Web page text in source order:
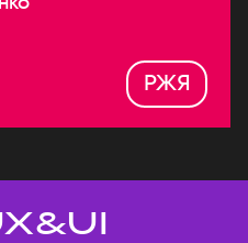
РЖЯ